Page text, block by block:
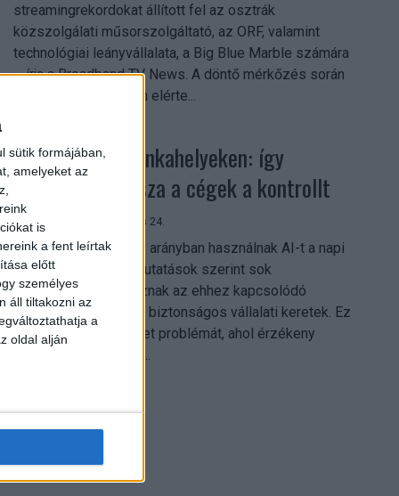
sütik formájában,
amelyeket az
is
a fent leírtak
előtt
személyes
áll tiltakozni az
a
oldal alján
streamingrekordokat állított fel az osztrák
közszolgálati műsorszolgáltató, az ORF, valamint
technológiai leányvállalata, a Big Blue Marble számára
– írja a Broadband TV News. A döntő mérkőzés során
az átlagos nézőszám elérte...
Shadow AI a munkahelyeken: így
szerezhetik vissza a cégek a kontrollt
Digital Center 2026. július 24.
A munkavállalók nagy arányban használnak AI-t a napi
munkában, ám friss kutatások szerint sok
szervezetnél hiányoznak az ehhez kapcsolódó
világos irányelvek és biztonságos vállalati keretek. Ez
különösen ott jelenthet problémát, ahol érzékeny
üzleti információkkal...